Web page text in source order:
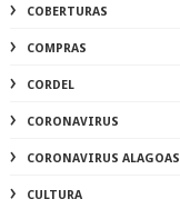
COBERTURAS
COMPRAS
CORDEL
CORONAVIRUS
CORONAVIRUS ALAGOAS
CULTURA